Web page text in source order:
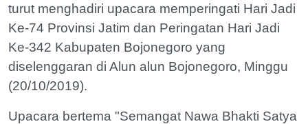
turut menghadiri upacara memperingati Hari Jadi
Ke-74 Provinsi Jatim dan Peringatan Hari Jadi
Ke-342 Kabupaten Bojonegoro yang
diselenggaran di Alun alun Bojonegoro, Minggu
(20/10/2019).
Upacara bertema "Semangat Nawa Bhakti Satya